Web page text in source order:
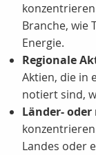
Branche, wie
Energie.
Regionale
Aktien, die in
notiert sind,
Länder- oder
Landes oder